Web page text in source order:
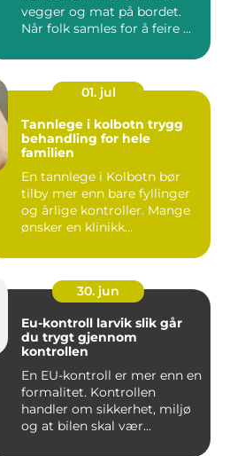
vegger og mat på bordet.
Når folk samles for å feire ...
01. jul
Tannlege i kolbotn trygg
behandling for hele
familien
En tannlege i Kolbotn bør
tilby mer enn bare fyllinger
og årlige kontroller. Mange
ønsker en klinikk...
30. jun
Eu-kontroll larvik slik går
du trygt gjennom
kontrollen
En EU-kontroll er mer enn en
formalitet. Kontrollen
handler om sikkerhet, miljø
og at bilen skal vær...